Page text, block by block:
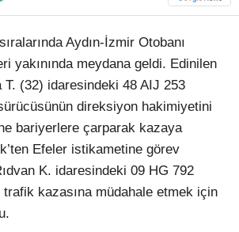
Facebook
Instagram
Youtube
Aydın-İzmir Otobanı
yakınında meydana geldi. Edinilen
T. (32) idaresindeki 48 AIJ 253
direksiyon hakimiyetini
bariyerlere çarparak kazaya
Efeler istikametine görev
K. idaresindeki 09 HG 792
trafik kazasına müdahale etmek için